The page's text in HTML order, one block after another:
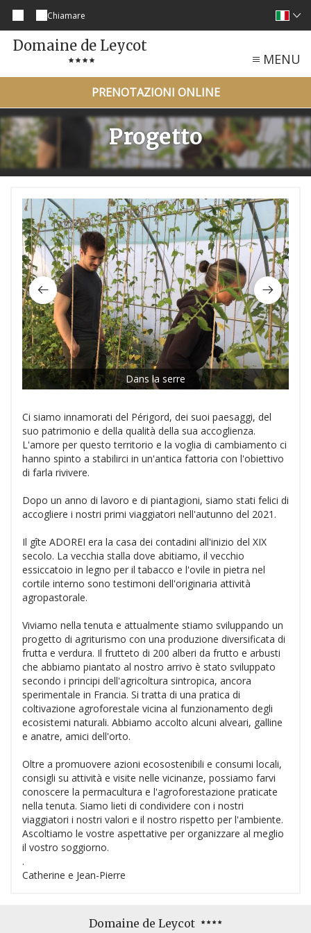
Chiamare
Domaine de Leycot
MENU
PRENOTAZIONI ONLINE
Progetto
Dans la serre
Ci siamo innamorati del Périgord, dei suoi paesaggi, del
suo patrimonio e della qualità della sua accoglienza.
L'amore per questo territorio e la voglia di cambiamento ci
hanno spinto a stabilirci in un'antica fattoria con l'obiettivo
di farla rivivere.
Dopo un anno di lavoro e di piantagioni, siamo stati felici di
accogliere i nostri primi viaggiatori nell'autunno del 2021.
Il gîte ADOREI era la casa dei contadini all'inizio del XIX
secolo. La vecchia stalla dove abitiamo, il vecchio
essiccatoio in legno per il tabacco e l'ovile in pietra nel
cortile interno sono testimoni dell'originaria attività
agropastorale.
Viviamo nella tenuta e attualmente stiamo sviluppando un
progetto di agriturismo con una produzione diversificata di
frutta e verdura. Il frutteto di 200 alberi da frutto e arbusti
che abbiamo piantato al nostro arrivo è stato sviluppato
secondo i principi dell'agricoltura sintropica, ancora
sperimentale in Francia. Si tratta di una pratica di
coltivazione agroforestale vicina al funzionamento degli
ecosistemi naturali. Abbiamo accolto alcuni alveari, galline
e anatre, amici dell'orto.
Oltre a promuovere azioni ecosostenibili e consumi locali,
consigli su attività e visite nelle vicinanze, possiamo farvi
conoscere la permacultura e l'agroforestazione praticate
nella tenuta. Siamo lieti di condividere con i nostri
viaggiatori i nostri valori e il nostro rispetto per l'ambiente.
Ascoltiamo le vostre aspettative per organizzare al meglio
il vostro soggiorno.
.
Catherine e Jean-Pierre
Domaine de Leycot